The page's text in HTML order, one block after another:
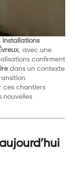
installations
Évreux, avec une
confirment
dans un contexte
ces chantiers
nouvelles